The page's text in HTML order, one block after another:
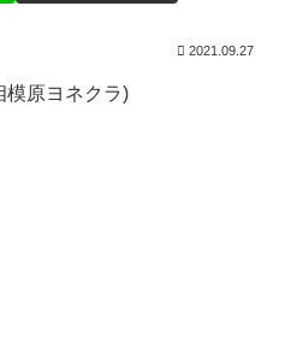
2021.09.27
模原ヨネクラ)